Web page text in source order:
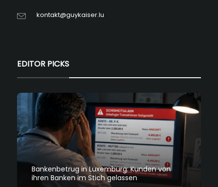
kontakt@guykaiser.lu
EDITOR PICKS
Bankenbetrug in Luxemburg: Kunden von
ihren Banken im Stich gelassen